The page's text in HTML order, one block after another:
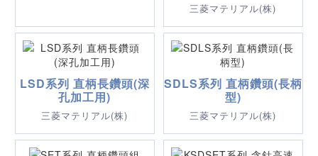
三菱マテリアル(株)
LSD系列 直柄長鑽頭(深
孔加工用)
三菱マテリアル(株)
SDLS系列 直柄鑽頭(長柄
型)
三菱マテリアル(株)